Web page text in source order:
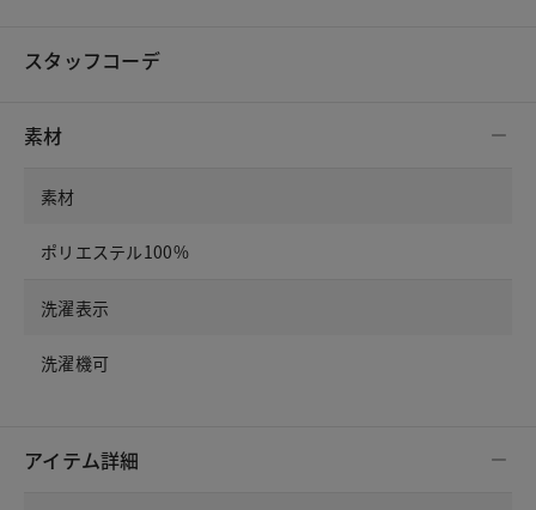
スタッフコーデ
素材
素材
ポリエステル100%
洗濯表示
洗濯機可
アイテム詳細